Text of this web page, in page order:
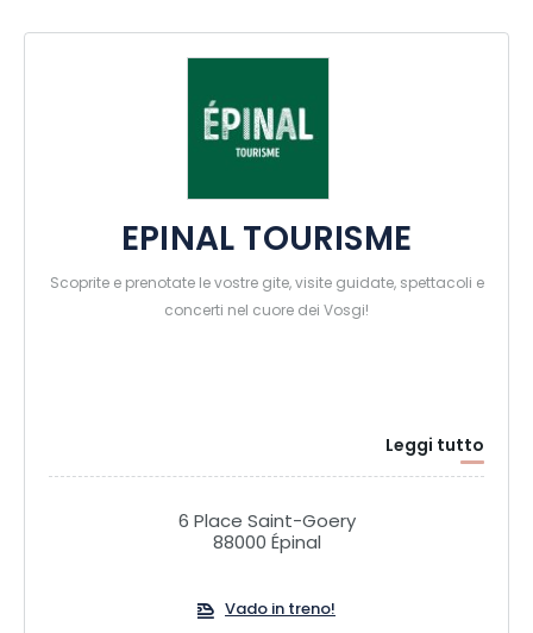
EPINAL TOURISME
Scoprite e prenotate le vostre gite, visite guidate, spettacoli e
concerti nel cuore dei Vosgi!
Leggi tutto
6 Place Saint-Goery
88000 Épinal
Vado in treno!